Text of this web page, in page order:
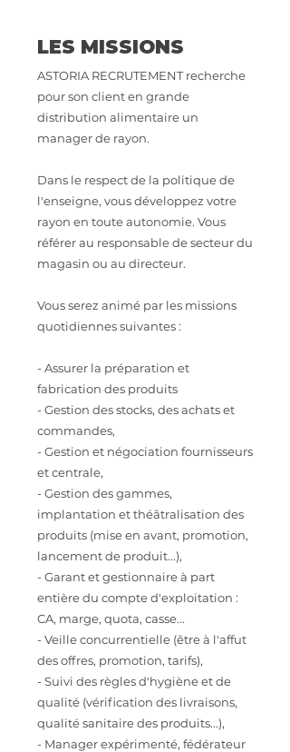
LES MISSIONS
ASTORIA RECRUTEMENT recherche
pour son client en grande
distribution alimentaire un
manager de rayon.
Dans le respect de la politique de
l'enseigne, vous développez votre
rayon en toute autonomie. Vous
référer au responsable de secteur du
magasin ou au directeur.
Vous serez animé par les missions
quotidiennes suivantes :
- Assurer la préparation et
fabrication des produits
- Gestion des stocks, des achats et
commandes,
- Gestion et négociation fournisseurs
et centrale,
- Gestion des gammes,
implantation et théâtralisation des
produits (mise en avant, promotion,
lancement de produit...),
- Garant et gestionnaire à part
entière du compte d'exploitation :
CA, marge, quota, casse...
- Veille concurrentielle (être à l'affut
des offres, promotion, tarifs),
- Suivi des règles d'hygiène et de
qualité (vérification des livraisons,
qualité sanitaire des produits...),
- Manager expérimenté, fédérateur